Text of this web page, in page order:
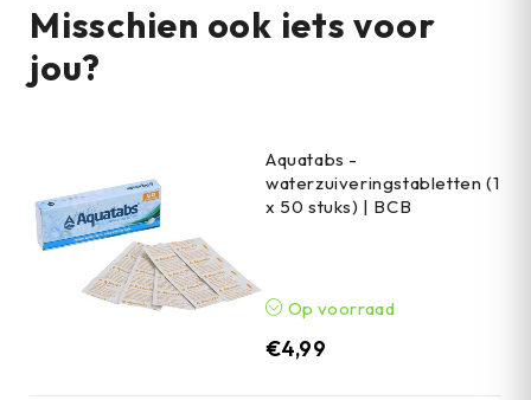
Misschien ook iets voor
jou?
Aquatabs -
waterzuiveringstabletten (1
x 50 stuks) | BCB
Op voorraad
€4,99